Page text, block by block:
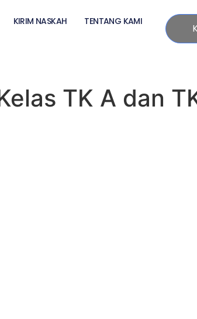
KIRIM NASKAH TENTANG KAMI
TK A dan